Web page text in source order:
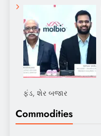
ફંડ, શેર બજાર
Commodities